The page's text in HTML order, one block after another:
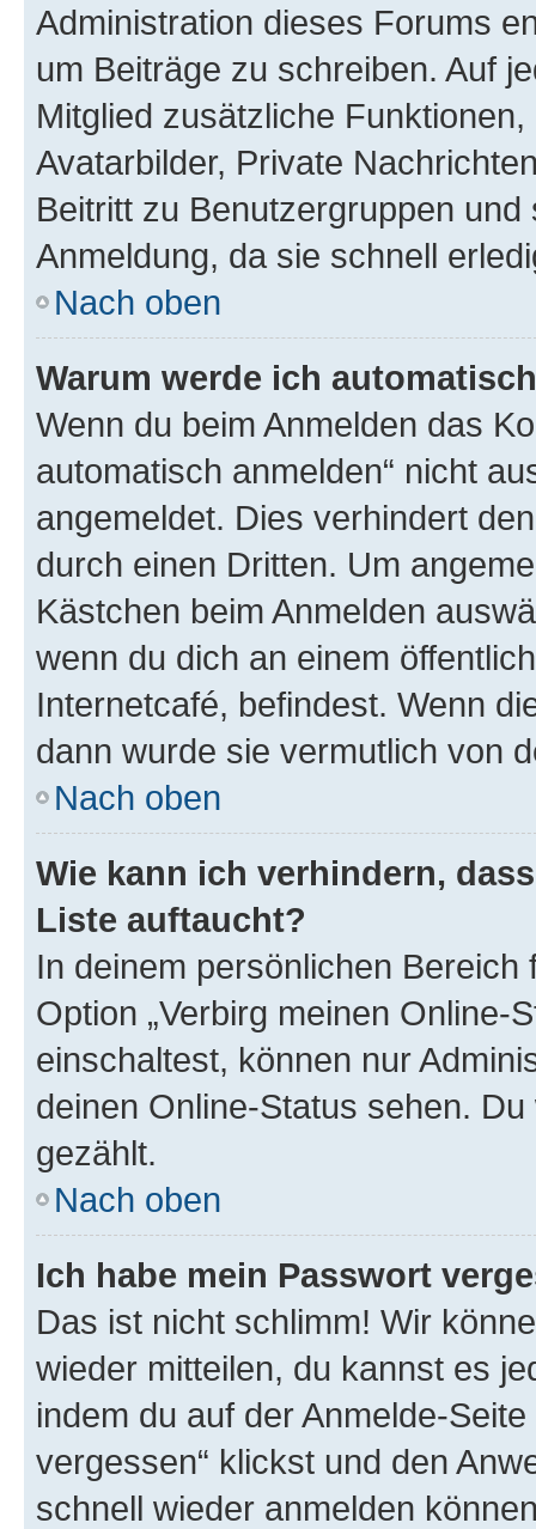
Administration dieses Forums
um Beiträge zu schreiben. Auf
Mitglied zusätzliche
Avatarbilder, Private
Beitritt zu Benutzergruppen
Anmeldung, da sie schnell
Nach oben
Warum werde ich
Wenn du beim Anmelden das
automatisch anmelden“ nicht
angemeldet. Dies verhindert
durch einen Dritten. Um
Kästchen beim Anmelden
wenn du dich an einem
Internetcafé, befindest. Wenn
dann wurde sie vermutlich von
Nach oben
Wie kann ich verhindern,
Liste auftaucht?
In deinem persönlichen
Option „Verbirg meinen Online-
einschaltest, können nur
deinen Online-Status sehen.
gezählt.
Nach oben
Ich habe mein Passwort
Das ist nicht schlimm! Wir
wieder mitteilen, du kannst es
indem du auf der Anmelde-
vergessen“ klickst und den
schnell wieder anmelden